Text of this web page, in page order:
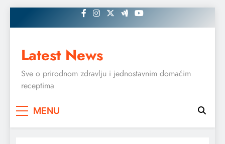
to
Latest News
Sve o prirodnom zdravlju i jednostavnim domaćim
receptima
MENU